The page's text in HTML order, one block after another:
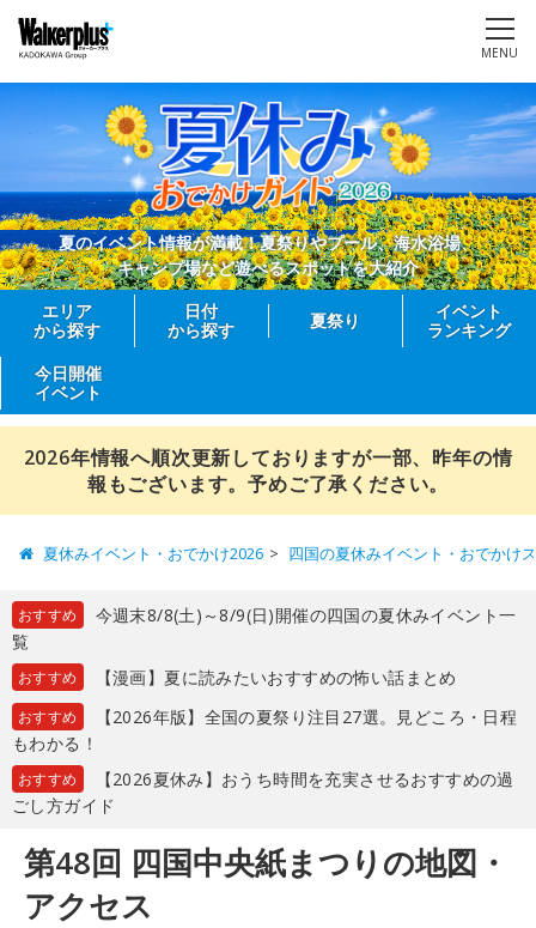
MENU
夏のイベント情報が満載！夏祭りやプール、海水浴場、
キャンプ場など遊べるスポットを大紹介
エリア
から探す
日付
から探す
夏祭り
イベント
ランキング
今日開催
イベント
2026年情報へ順次更新しておりますが一部、昨年の情
報もございます。予めご了承ください。
夏休みイベント・おでかけ2026 四国の夏休みイベント・おでかけ
おすすめ
今週末8/8(土)～8/9(日)開催の四国の夏休みイベント一
覧
おすすめ 【漫画】夏に読みたいおすすめの怖い話まとめ
おすすめ
【2026年版】全国の夏祭り注目27選。見どころ・日程
もわかる！
おすすめ
【2026夏休み】おうち時間を充実させるおすすめの過
ごし方ガイド
第48回 四国中央紙まつりの地図・
アクセス